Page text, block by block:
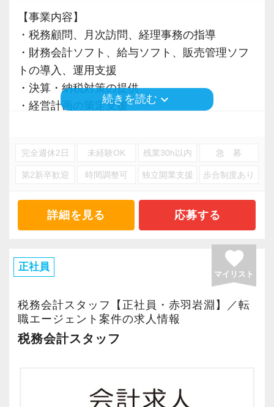
しっかりと学び、着実に経験を積みながら、あ
なたも気がつけば「経営のプロフェッショナ
ル」になっているはずです。
【税理士資格がなくても活躍できる／評価も給
与も“実力”次第】
ありません。
環境が整っています。
実際に、多くの若手職員が第一線で顧問先を担
す。
もちろん、資格試験への挑戦も大歓迎。中でも
私たちは、FP資格の最上位であるCFP資格の取
得を推奨しています。
CFPは、税務・社会保険・相続・不動産・金融
資産運用など、お客様の経営と人生に関わる幅
また、当社では資格の有無が給与に直接影響す
【事業内容】
・税務顧問、月次訪問、経理事務の指導
・財務会計ソフト、給与ソフト、販売管理ソフ
トの導入、運用支援
・決算・納税対策の提供
・経営計画の策定支援
・税務関係の各種届出書・申請書の作成
・年末調整、源泉徴収票、支払調書、法定調書
・相続税、贈与税申告書の作成
・税務調査の立会い
・経営コンサルティング
※応募には会計求人プラスにご登録が必要で
す。
続きを読む keyboard_arrow_down
完全週休2日 未経験OK 残業30h以内 急 募
第2新卒歓迎 時間調整可 独立開業支援 歩合制度あり
詳細を見る 応募する
正社員 favorite
マイリスト
税務会計スタッフ【正社員・赤羽岩淵】／転
職エージェント案件の求人情報
税務会計スタッフ